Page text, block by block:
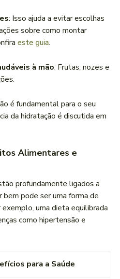
: Isso ajuda a evitar escolhas
sobre como montar
este guia.
à mão: Frutas, nozes e
é fundamental para o seu
da hidratação é discutida em
Alimentares e
profundamente ligados a
bem pode ser uma forma de
exemplo, uma dieta equilibrada
como hipertensão e
para a Saúde